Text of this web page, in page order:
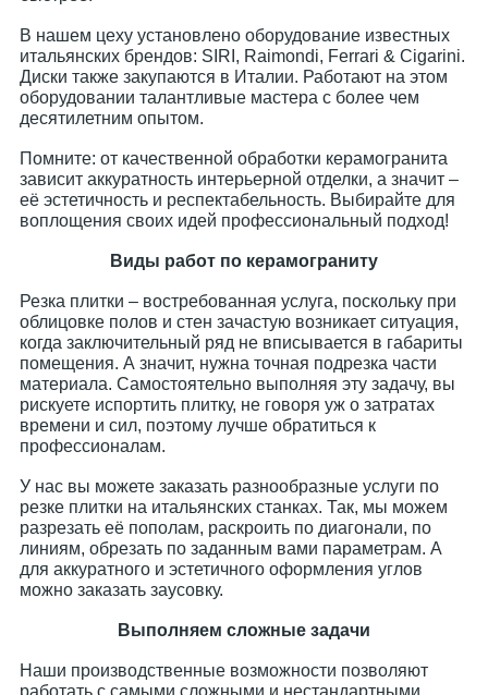
В нашем цеху установлено оборудование известных
итальянских брендов: SIRI, Raimondi, Ferrari & Cigarini.
Диски также закупаются в Италии. Работают на этом
оборудовании талантливые мастера с более чем
десятилетним опытом.
Помните: от качественной обработки керамогранита
зависит аккуратность интерьерной отделки, а значит –
её эстетичность и респектабельность. Выбирайте для
воплощения своих идей профессиональный подход!
Виды работ по керамограниту
Резка плитки – востребованная услуга, поскольку при
облицовке полов и стен зачастую возникает ситуация,
когда заключительный ряд не вписывается в габариты
помещения. А значит, нужна точная подрезка части
материала. Самостоятельно выполняя эту задачу, вы
рискуете испортить плитку, не говоря уж о затратах
времени и сил, поэтому лучше обратиться к
профессионалам.
У нас вы можете заказать разнообразные услуги по
резке плитки на итальянских станках. Так, мы можем
разрезать её пополам, раскроить по диагонали, по
линиям, обрезать по заданным вами параметрам. А
для аккуратного и эстетичного оформления углов
можно заказать заусовку.
Выполняем сложные задачи
Наши производственные возможности позволяют
работать с самыми сложными и нестандартными